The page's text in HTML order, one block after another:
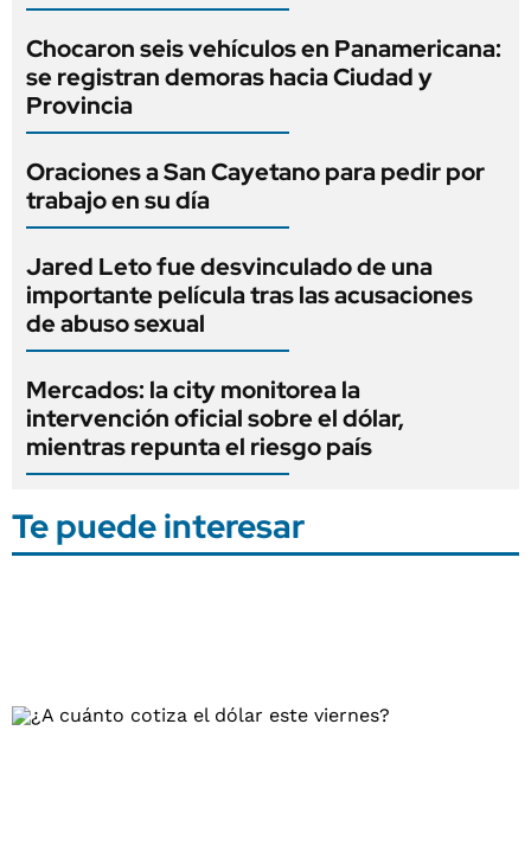
Chocaron seis vehículos en Panamericana:
se registran demoras hacia Ciudad y
Provincia
Oraciones a San Cayetano para pedir por
trabajo en su día
Jared Leto fue desvinculado de una
importante película tras las acusaciones
de abuso sexual
Mercados: la city monitorea la
intervención oficial sobre el dólar,
mientras repunta el riesgo país
Te puede interesar